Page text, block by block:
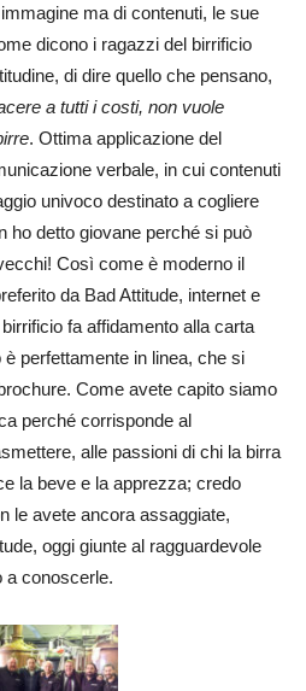
ma di contenuti, le sue
dicono i ragazzi del birrificio
di dire quello che pensano,
a tutti i costi, non vuole
. Ottima applicazione del
verbale, in cui contenuti
univoco destinato a cogliere
ho detto giovane perché si può
Così come è moderno il
da Bad Attitude, internet e
fa affidamento alla carta
perfettamente in linea, che si
Come avete capito siamo
perché corrisponde al
alle passioni di chi la birra
la beve e la apprezza; credo
le avete ancora assaggiate,
oggi giunte al ragguardevole
a conoscerle.